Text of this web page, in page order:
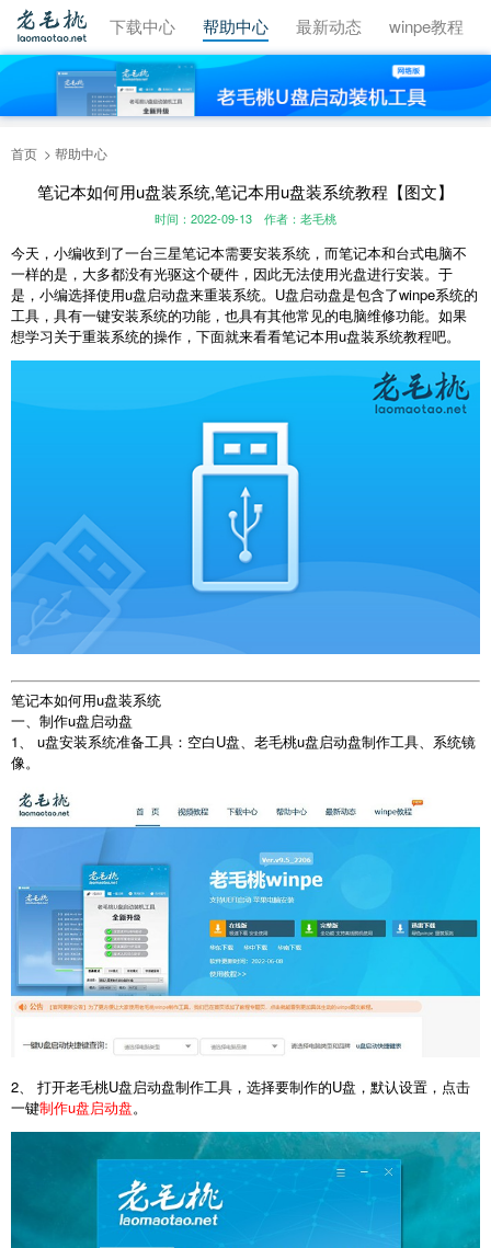
视频教程 下载中心 帮助中心 最新动态 winpe教程
首页 帮助中心
笔记本如何用u盘装系统,笔记本用u盘装系统教程【图文】
时间：2022-09-13 作者：老毛桃
今天，小编收到了一台三星笔记本需要安装系统，而笔记本和台式电脑不
一样的是，大多都没有光驱这个硬件，因此无法使用光盘进行安装。于
是，小编选择使用u盘启动盘来重装系统。U盘启动盘是包含了winpe系统的
工具，具有一键安装系统的功能，也具有其他常见的电脑维修功能。如果
想学习关于重装系统的操作，下面就来看看笔记本用u盘装系统教程吧。
笔记本如何用u盘装系统
一、制作u盘启动盘
1、 u盘安装系统准备工具：空白U盘、老毛桃u盘启动盘制作工具、系统镜
像。
2、 打开老毛桃U盘启动盘制作工具，选择要制作的U盘，默认设置，点击
一键制作u盘启动盘。